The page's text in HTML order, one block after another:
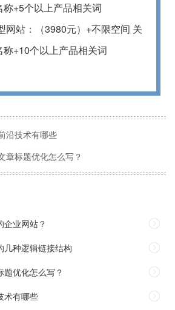
+5个以上产品相关词
网站：（3980元）+不限空间 关
+10个以上产品相关词
沿技术有哪些
章标题优化怎么写？
企业网站？
几种逻辑链接结构
优化怎么写？
术有哪些